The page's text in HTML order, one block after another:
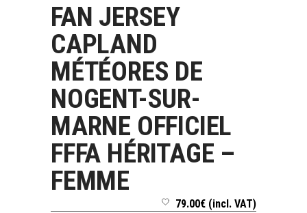
CHOIX DES OPTIONS
FAN JERSEY
CAPLAND
MÉTÉORES DE
NOGENT-SUR-
MARNE OFFICIEL
FFFA HÉRITAGE –
FEMME
79.00€ (incl. VAT)